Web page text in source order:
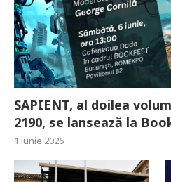
SAPIENT, al doilea
2190, se lansează la
1 iunie 2026